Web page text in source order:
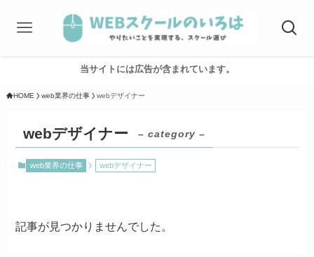
当サイトには広告が含まれています。
HOME web業界の仕事 webデザイナー
webデザイナー – category –
web業界の仕事 webデザイナー
記事が見つかりませんでした。